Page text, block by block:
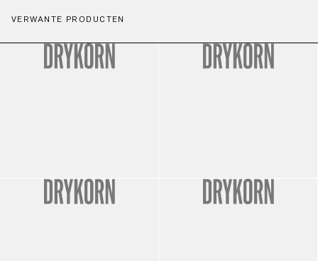
VERWANTE PRODUCTEN